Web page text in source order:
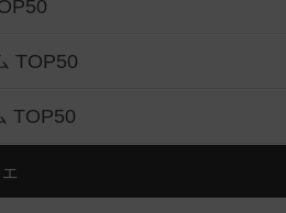
TOP50
TOP50